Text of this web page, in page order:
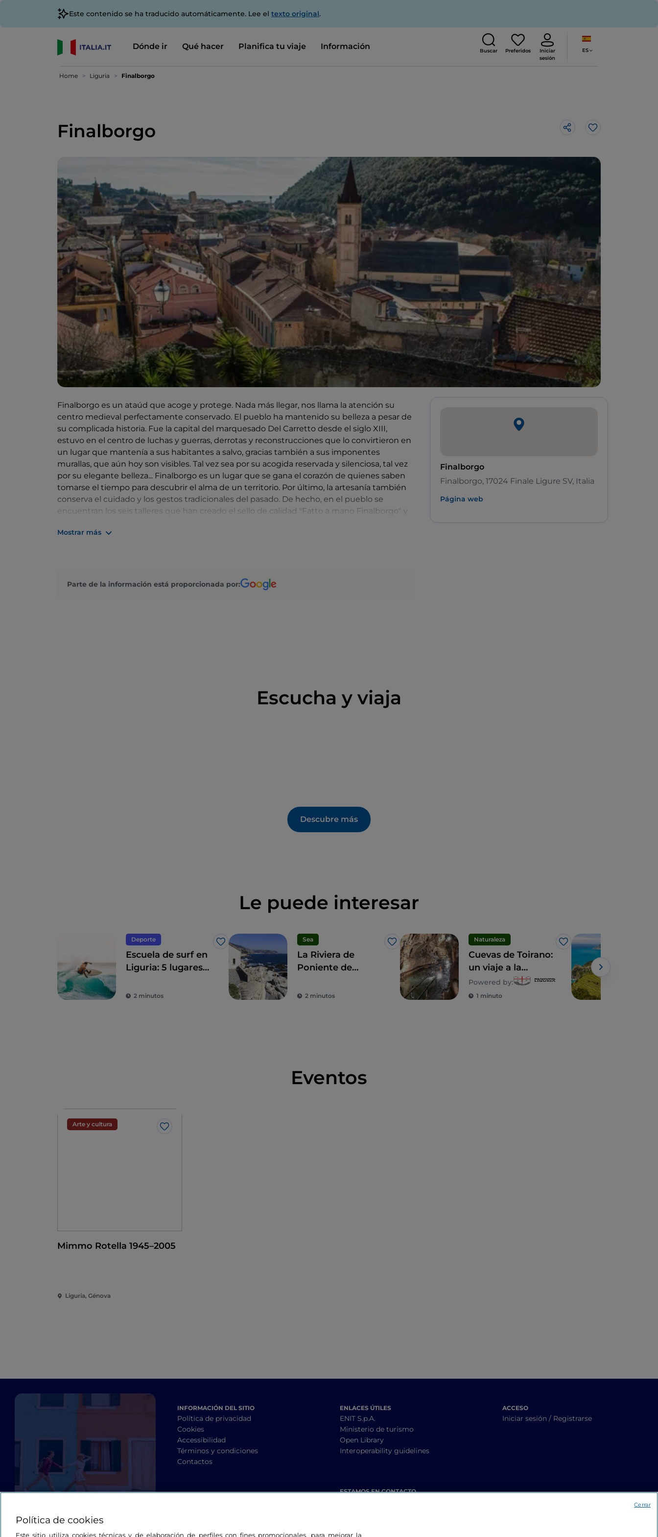
Este contenido se ha traducido automáticamente. Lee el texto original.
Dónde ir Qué hacer Planifica tu viaje Información Buscar Preferidos
Iniciar
sesión
ES
Home Liguria Finalborgo
Finalborgo Me gusta
Finalborgo es un ataúd que acoge y protege. Nada más llegar, nos llama la atención su
centro medieval perfectamente conservado. El pueblo ha mantenido su belleza a pesar de
su complicada historia. Fue la capital del marquesado Del Carretto desde el siglo XIII,
estuvo en el centro de luchas y guerras, derrotas y reconstrucciones que lo convirtieron en
un lugar que mantenía a sus habitantes a salvo, gracias también a sus imponentes
murallas, que aún hoy son visibles. Tal vez sea por su acogida reservada y silenciosa, tal vez
por su elegante belleza... Finalborgo es un lugar que se gana el corazón de quienes saben
tomarse el tiempo para descubrir el alma de un territorio. Por último, la artesanía también
conserva el cuidado y los gestos tradicionales del pasado. De hecho, en el pueblo se
encuentran los seis talleres que han creado el sello de calidad "Fatto a mano Finalborgo" y
joyas de macramé.
Mostrar más
Parte de la información está proporcionada por:
Finalborgo
Finalborgo, 17024 Finale Ligure SV, Italia
Página web
Escucha y viaja
Descubre más
Le puede interesar
Deporte
Me gusta
Escuela de surf en
Liguria: 5 lugares
2 minutos
Sea
Me gusta
La Riviera de
Poniente de
2 minutos
Naturaleza
Me gusta
Cuevas de Toirano:
un viaje a la
prehistoria entre
hombres y perros
Powered by:
1 minuto
Eventos
Arte y cultura
Me gusta
Mimmo Rotella 1945–2005
Liguria, Génova
INFORMACIÓN DEL SITIO
Política de privacidad
Cookies
Accessibilidad
Términos y condiciones
Contactos
ENLACES ÚTILES
ENIT S.p.A.
Ministerio de turismo
Open Library
Interoperability guidelines
ESTAMOS EN CONTACTO
ACCESO
Iniciar sesión / Registrarse
Política de cookies
Este sitio utiliza cookies técnicas y de elaboración de perfiles con fines promocionales, para mejorar la
Cerrar